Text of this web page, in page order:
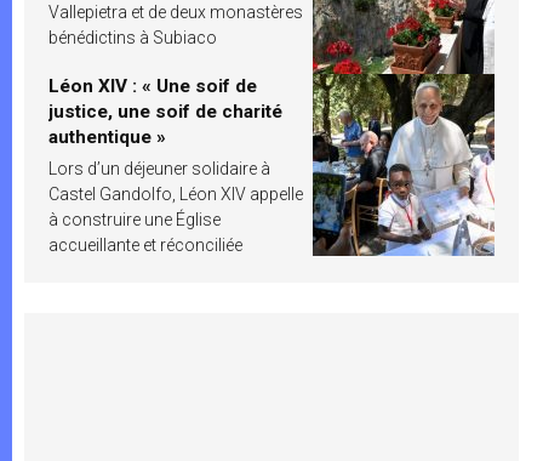
Vallepietra et de deux monastères
bénédictins à Subiaco
Léon XIV : « Une soif de
justice, une soif de charité
authentique »
Lors d’un déjeuner solidaire à
Castel Gandolfo, Léon XIV appelle
à construire une Église
accueillante et réconciliée